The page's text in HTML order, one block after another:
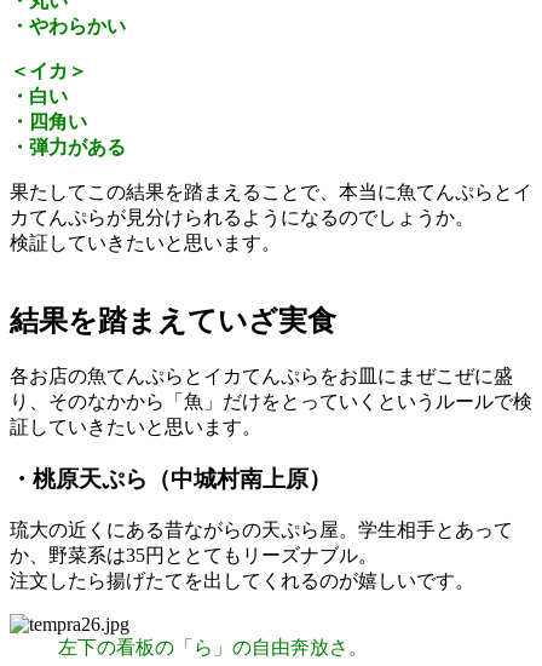
・やわらかい
＜イカ＞
・白い
・四角い
・弾力がある
果たしてこの結果を踏まえることで、本当に魚てんぷらとイ
カてんぷらが見分けられるようになるのでしょうか。
検証していきたいと思います。
結果を踏まえていざ実食
各お店の魚てんぷらとイカてんぷらをお皿にまぜこぜに盛
り、そのなかから「魚」だけをとっていくというルールで検
証していきたいと思います。
・桃原天ぷら（中城村南上原）
琉大の近くにある昔ながらの天ぷら屋。学生相手とあって
か、野菜系は35円ととてもリーズナブル。
注文したら揚げたてを出してくれるのが嬉しいです。
左下の看板の「ら」の自由奔放さ。